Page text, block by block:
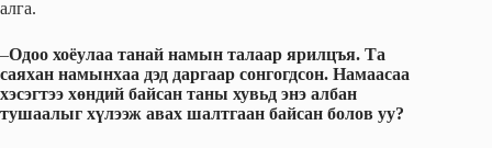
алга.
–Одоо хоёулаа танай намын талаар ярилцъя. Та
саяхан намынхаа дэд даргаар сонгогдсон. Намаасаа
хэсэгтээ хөндий байсан таны хувьд энэ албан
тушаалыг хүлээж авах шалтгаан байсан болов уу?